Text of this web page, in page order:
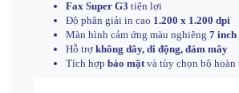
Fax Super G3 tiện lợi
Độ phân giải in cao 1.200 x 1.200 dpi
Màn hình cảm ứng màu nghiêng 7 inch
Hỗ trợ không dây, di động, đám mây
Tích hợp bảo mậtvà tùy chọn bộ hoàn